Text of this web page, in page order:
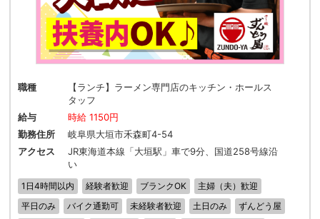
職種
【ランチ】ラーメン専門店のキッチン・ホールス
タッフ
給与
時給 1150円
勤務住所
岐阜県大垣市禾森町4-54
アクセス
JR東海道本線「大垣駅」車で9分、国道258号線沿
い
1日4時間以内 経験者歓迎 ブランクOK
主婦（夫）歓迎
平日のみ
バイク通勤可 未経験者歓迎 土日のみ
ずんどう屋